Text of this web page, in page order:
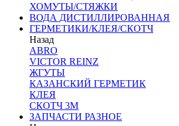
ХОМУТЫ/СТЯЖКИ
ВОДА ДИСТИЛЛИРОВАННАЯ
ГЕРМЕТИКИ/КЛЕЯ/СКОТЧ
Назад
ABRO
VICTOR REINZ
ЖГУТЫ
КАЗАНСКИЙ ГЕРМЕТИК
КЛЕЯ
СКОТЧ 3М
ЗАПЧАСТИ РАЗНОЕ